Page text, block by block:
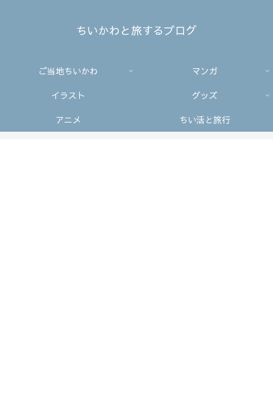
ちいかわと旅するブログ
ご当地ちいかわ
マンガ
イラスト
グッズ
アニメ
ちい活と旅行